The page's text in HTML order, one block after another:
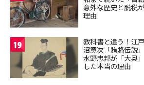
意外な歴史と脱税
理由
19
教科書と違う！江
沼意次「賄賂伝説」
水野忠邦が「大奥
した本当の理由